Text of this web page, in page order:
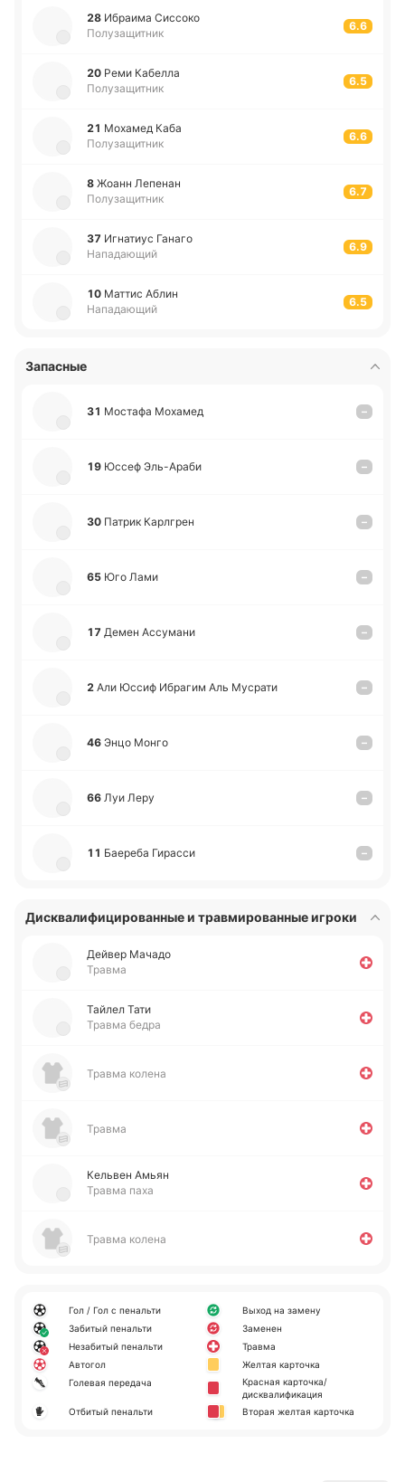
28 Ибраи­ма Си­ссо­ко
Полузащитник
6.6
20 Реми Ка­бе­лла
Полузащитник
6.5
21 Мо­ха­мед Каба
Полузащитник
6.6
8 Жоанн Ле­пе­нан
Полузащитник
6.7
37 Игна­тиус Ганаго
Нападающий
6.9
10 Маттис Аблин
Нападающий
6.5
Запасные
31 Мо­ста­фа Мо­ха­мед –
19 Юссеф Эль-А­ра­би –
30 Патрик Ка­рлгрен –
65 Юго Лами –
17 Демен Ассу­ма­ни –
2 Али Юссиф Ибра­гим Аль Му­cра­ти –
46 Энцо Монго –
66 Луи Леру –
11 Бае­ре­ба Ги­ра­сси –
Дисквалифицированные и травмированные игроки
Дейвер Мачадо
Травма
Тайлел Тати
Травма бедра
Травма колена
Травма
Ке­львен Амьян
Травма паха
Травма колена
Гол / Гол с пенальти
Забитый пенальти
Незабитый пенальти
Автогол
Голевая передача
Отбитый пенальти
Выход на замену
Заменен
Травма
Желтая карточка
Красная карточка/
дисквалификация
Вторая желтая карточка